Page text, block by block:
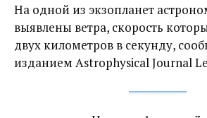
На одной из экзопланет
выявлены ветра, скорость
двух километров в секунду,
изданием Astrophysical Journal